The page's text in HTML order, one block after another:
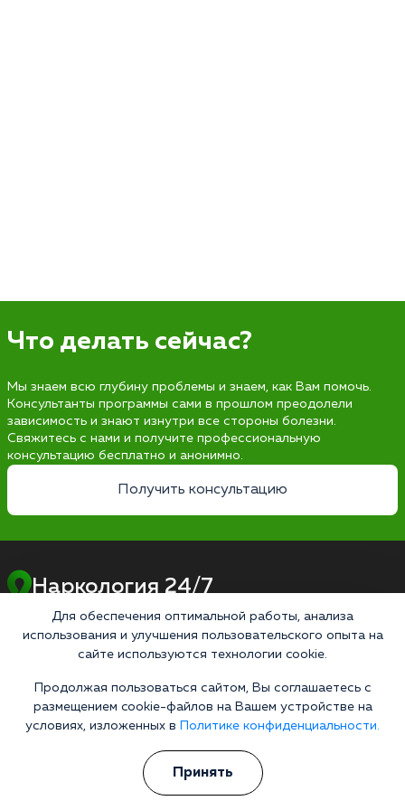
Что делать сейчас?
Мы знаем всю глубину проблемы и знаем, как Вам помочь.
Консультанты программы сами в прошлом преодолели
зависимость и знают изнутри все стороны болезни.
Свяжитесь с нами и получите профессиональную
консультацию бесплатно и анонимно.
Получить консультацию
Наркология 24/7
Условия проживания
Работаем по стандартам
Для обеспечения оптимальной работы, анализа
использования и улучшения пользовательского опыта на
сайте используются технологии cookie.
Продолжая пользоваться сайтом, Вы соглашаетесь с
размещением cookie-файлов на Вашем устройстве на
условиях, изложенных в
Политике конфиденциальности.
Принять